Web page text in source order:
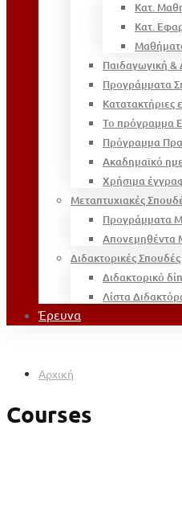
Κατ.
Κατ.
Παιδαγωγική &
Προγράμματα
Κατατακτήριες
Το πρόγραμμα
Πρόγραμμα
Ακαδημαϊκό
Χρήσιμα
Μεταπτυχιακές
Προγράμματα
Απονεμηθέντα
Διδακτορικές Σπουδές
Διδακτορικό
Λίστα
Έρευνα
Αρχική
Courses